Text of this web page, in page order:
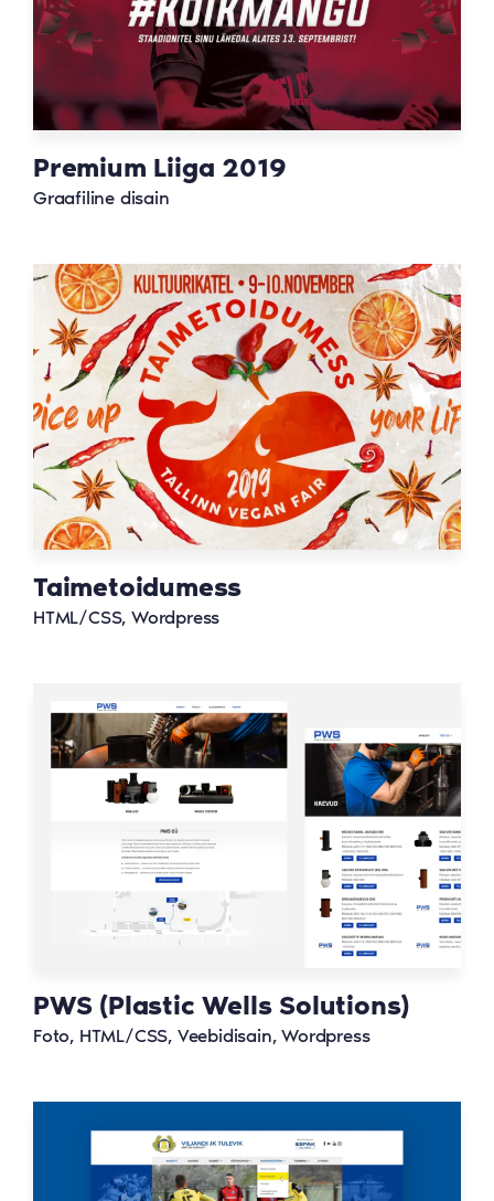
Premium Liiga 2019
Graafiline disain
Taimetoidumess
HTML/CSS, Wordpress
PWS (Plastic Wells Solutions)
Foto, HTML/CSS, Veebidisain, Wordpress